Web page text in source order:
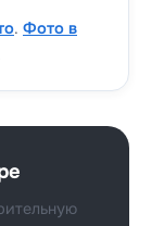
. Фото в